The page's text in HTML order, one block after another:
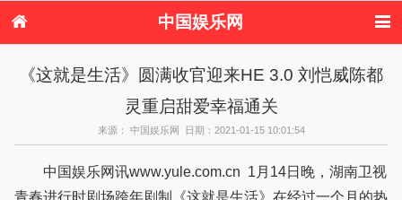
中国娱乐网
港台娱乐
日本娱乐 韩国娱乐
欧美娱乐
音乐新闻 影视新闻
港台明星八卦
日本韩国明星
欧美明星八卦
《这就是生活》圆满收官迎来HE 3.0 刘恺威陈都
灵重启甜爱幸福通关
来源： 中国娱乐网 日期：2021-01-15 10:01:54
中国娱乐网讯www.yule.com.cn 1月14日晚，湖南卫视